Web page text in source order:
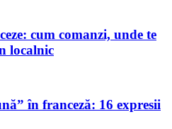
cum comanzi, unde te
localnic
în franceză: 16 expresii